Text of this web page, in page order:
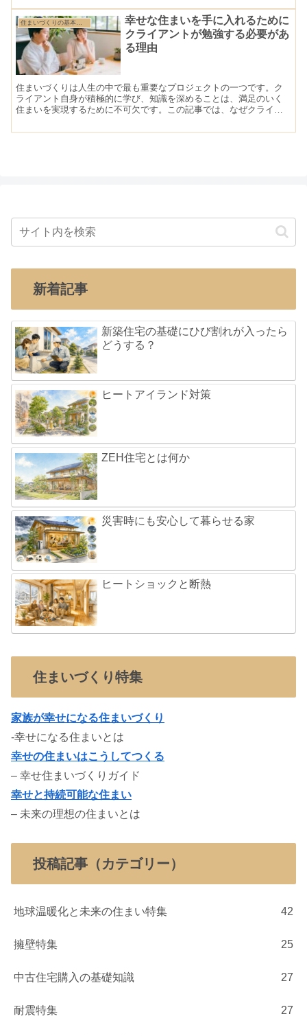
住まいづくりの基本（住まいづくりの考え方と進め方）
幸せな住まいを手に入れるために
クライアントが勉強する必要があ
る理由
住まいづくりは人生の中で最も重要なプロジェクトの一つです。ク
ライアント自身が積極的に学び、知識を深めることは、満足のいく
住まいを実現するために不可欠です。この記事では、なぜクライア
詳しく解説します。
新着記事
新築住宅の基礎にひび割れが入ったら
どうする？
ヒートアイランド対策
ZEH住宅とは何か
災害時にも安心して暮らせる家
ヒートショックと断熱
住まいづくり特集
家族が幸せになる住まいづくり
-幸せになる住まいとは
幸せの住まいはこうしてつくる
– 幸せ住まいづくりガイド
幸せと持続可能な住まい
– 未来の理想の住まいとは
投稿記事（カテゴリー）
地球温暖化と未来の住まい特集 42
擁壁特集 25
中古住宅購入の基礎知識 27
耐震特集 27